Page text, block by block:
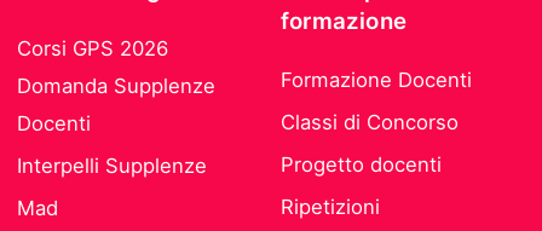
Corsi GPS 2026
Domanda Supplenze
Docenti
Interpelli Supplenze
Mad
formazione
Formazione Docenti
Classi di Concorso
Progetto docenti
Ripetizioni